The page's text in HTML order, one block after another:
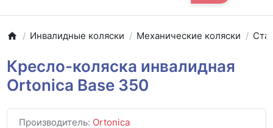
Инвалидные коляски Механические коляски
Кресло-коляска инвалидная
Ortonica Base 350
Производитель: Ortonica